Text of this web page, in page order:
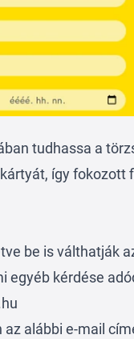
tudhassa a
így fokozott
be is válthatják
egyéb kérdése
alábbi e-mail